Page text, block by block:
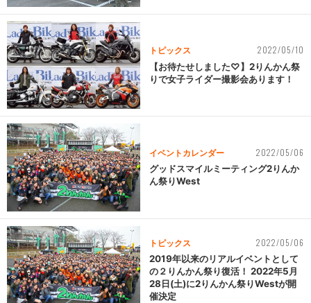
トピックス 2022/05/10
【お待たせしました♡】2りんかん祭
りで女子ライダー撮影会あります！
イベントカレンダー 2022/05/06
グッドスマイルミーティング2りんか
ん祭りWest
トピックス 2022/05/06
2019年以来のリアルイベントとして
の２りんかん祭り復活！ 2022年5月
28日(土)に2りんかん祭りWestが開
催決定